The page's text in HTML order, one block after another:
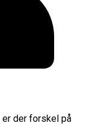
er der forskel på